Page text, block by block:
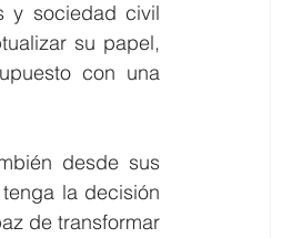
y sociedad civil
su papel,
con una
desde sus
la decisión
de transformar